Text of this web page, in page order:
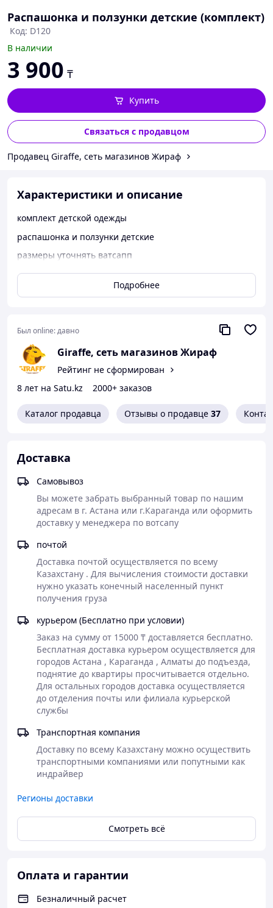
Распашонка и ползунки детские (комплект)
Код: D120
В наличии
3 900 ₸
Купить
Связаться с продавцом
Продавец Giraffe, сеть магазинов Жираф
Характеристики и описание
комплект детской одежды
распашонка и ползунки детские
размеры уточнять ватсапп
Подробнее
Был online:давно
Giraffe, сеть магазинов Жираф
Рейтинг не сформирован
8 лет на Satu.kz
2000+ заказов
Каталог продавца Отзывы о продавце 37
Доставка
Самовывоз
Вы можете забрать выбранный товар по нашим
адресам в г. Астана или г.Караганда или оформить
доставку у менеджера по вотсапу
почтой
Доставка почтой осуществляется по всему
Казахстану . Для вычисления стоимости доставки
нужно указать конечный населенный пункт
получения груза
курьером (Бесплатно при условии)
Заказ на сумму от 15000 ₸ доставляется бесплатно.
Бесплатная доставка курьером осуществляется для
городов Астана , Караганда , Алматы до подъезда,
поднятие до квартиры просчитывается отдельно.
Для остальных городов доставка осуществляется
до отделения почты или филиала курьерской
службы
Транспортная компания
Доставку по всему Казахстану можно осуществить
транспортными компаниями или попутными как
индрайвер
Регионы доставки
Смотреть всё
Оплата и гарантии
Безналичный расчет